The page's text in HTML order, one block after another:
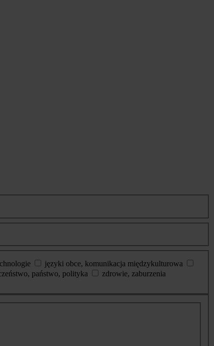
języki obce, komunikacja międzykulturowa
państwo, polityka
zdrowie, zaburzenia